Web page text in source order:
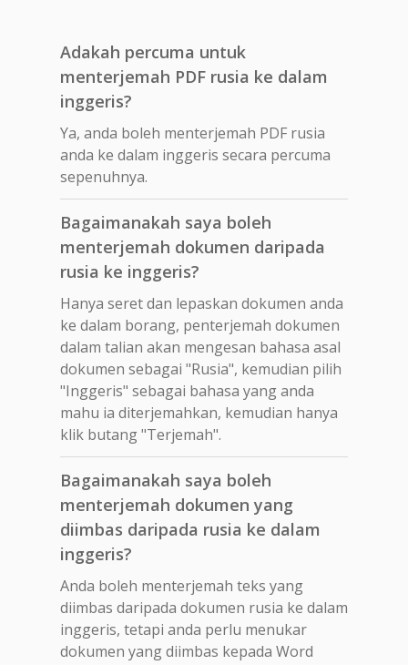
Adakah percuma untuk
menterjemah PDF rusia ke dalam
inggeris?
Ya, anda boleh menterjemah PDF rusia
anda ke dalam inggeris secara percuma
sepenuhnya.
Bagaimanakah saya boleh
menterjemah dokumen daripada
rusia ke inggeris?
Hanya seret dan lepaskan dokumen anda
ke dalam borang, penterjemah dokumen
dalam talian akan mengesan bahasa asal
dokumen sebagai "Rusia", kemudian pilih
"Inggeris" sebagai bahasa yang anda
mahu ia diterjemahkan, kemudian hanya
klik butang "Terjemah".
Bagaimanakah saya boleh
menterjemah dokumen yang
diimbas daripada rusia ke dalam
inggeris?
Anda boleh menterjemah teks yang
diimbas daripada dokumen rusia ke dalam
inggeris, tetapi anda perlu menukar
dokumen yang diimbas kepada Word